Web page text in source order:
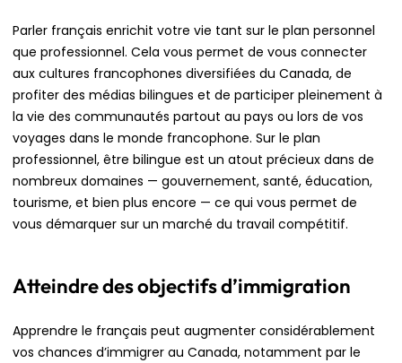
Parler français enrichit votre vie tant sur le plan personnel
que professionnel. Cela vous permet de vous connecter
aux cultures francophones diversifiées du Canada, de
profiter des médias bilingues et de participer pleinement à
la vie des communautés partout au pays ou lors de vos
voyages dans le monde francophone. Sur le plan
professionnel, être bilingue est un atout précieux dans de
nombreux domaines — gouvernement, santé, éducation,
tourisme, et bien plus encore — ce qui vous permet de
vous démarquer sur un marché du travail compétitif.
Atteindre des objectifs d’immigration
Apprendre le français peut augmenter considérablement
vos chances d’immigrer au Canada, notamment par le